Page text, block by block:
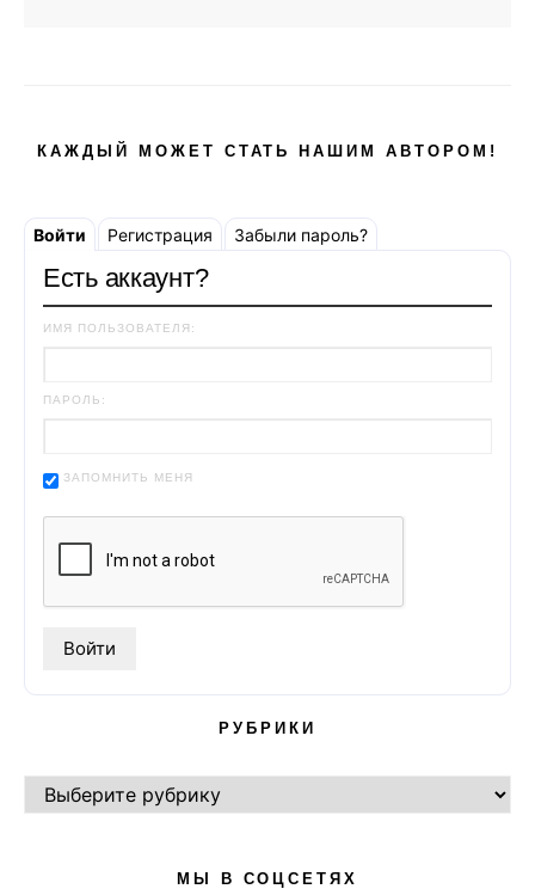
КАЖДЫЙ МОЖЕТ СТАТЬ НАШИМ АВТОРОМ!
Войти Регистрация Забыли пароль?
Есть аккаунт?
ИМЯ ПОЛЬЗОВАТЕЛЯ:
ПАРОЛЬ:
ЗАПОМНИТЬ МЕНЯ
РУБРИКИ
МЫ В СОЦСЕТЯХ